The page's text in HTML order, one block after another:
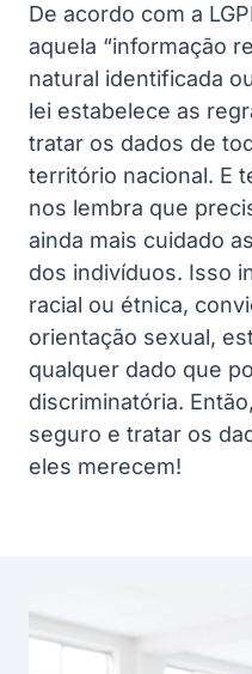
De acordo com a
aquela “informação
natural identificada
lei estabelece as
tratar os dados de
território nacional. E
nos lembra que
ainda mais cuidado
dos indivíduos. Isso
racial ou étnica,
orientação sexual,
qualquer dado que
discriminatória.
seguro e tratar os
eles merecem!